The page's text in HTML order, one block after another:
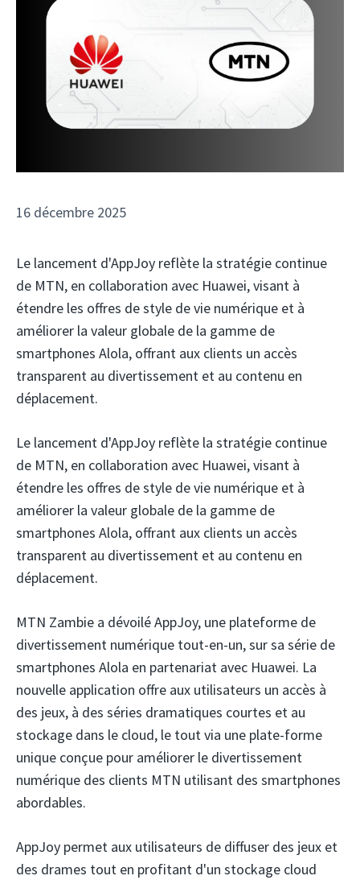
16 décembre 2025
Le lancement d'AppJoy reflète la stratégie continue
de MTN, en collaboration avec Huawei, visant à
étendre les offres de style de vie numérique et à
améliorer la valeur globale de la gamme de
smartphones Alola, offrant aux clients un accès
transparent au divertissement et au contenu en
déplacement.
Le lancement d'AppJoy reflète la stratégie continue
de MTN, en collaboration avec Huawei, visant à
étendre les offres de style de vie numérique et à
améliorer la valeur globale de la gamme de
smartphones Alola, offrant aux clients un accès
transparent au divertissement et au contenu en
déplacement.
MTN Zambie a dévoilé AppJoy, une plateforme de
divertissement numérique tout-en-un, sur sa série de
smartphones Alola en partenariat avec Huawei. La
nouvelle application offre aux utilisateurs un accès à
des jeux, à des séries dramatiques courtes et au
stockage dans le cloud, le tout via une plate-forme
unique conçue pour améliorer le divertissement
numérique des clients MTN utilisant des smartphones
abordables.
AppJoy permet aux utilisateurs de diffuser des jeux et
des drames tout en profitant d'un stockage cloud